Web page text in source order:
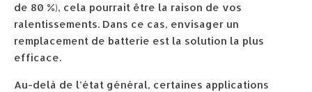
de 80 %), cela pourrait être la raison de vos
ralentissements. Dans ce cas, envisager un
remplacement de batterie est la solution la plus
efficace.
Au-delà de l’état général, certaines applications